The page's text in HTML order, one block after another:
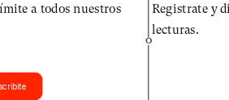
a todos nuestros
O
Registrate y
lecturas.